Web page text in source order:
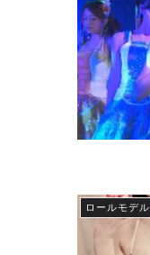
ロールモデル